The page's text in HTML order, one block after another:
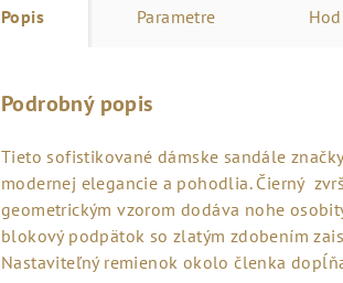
Popis Parametre
Podrobný popis
Tieto sofistikované dámske sandále
modernej elegancie a pohodlia. Čierný
geometrickým vzorom dodáva nohe
blokový podpätok so zlatým zdobením
Nastaviteľný remienok okolo členka